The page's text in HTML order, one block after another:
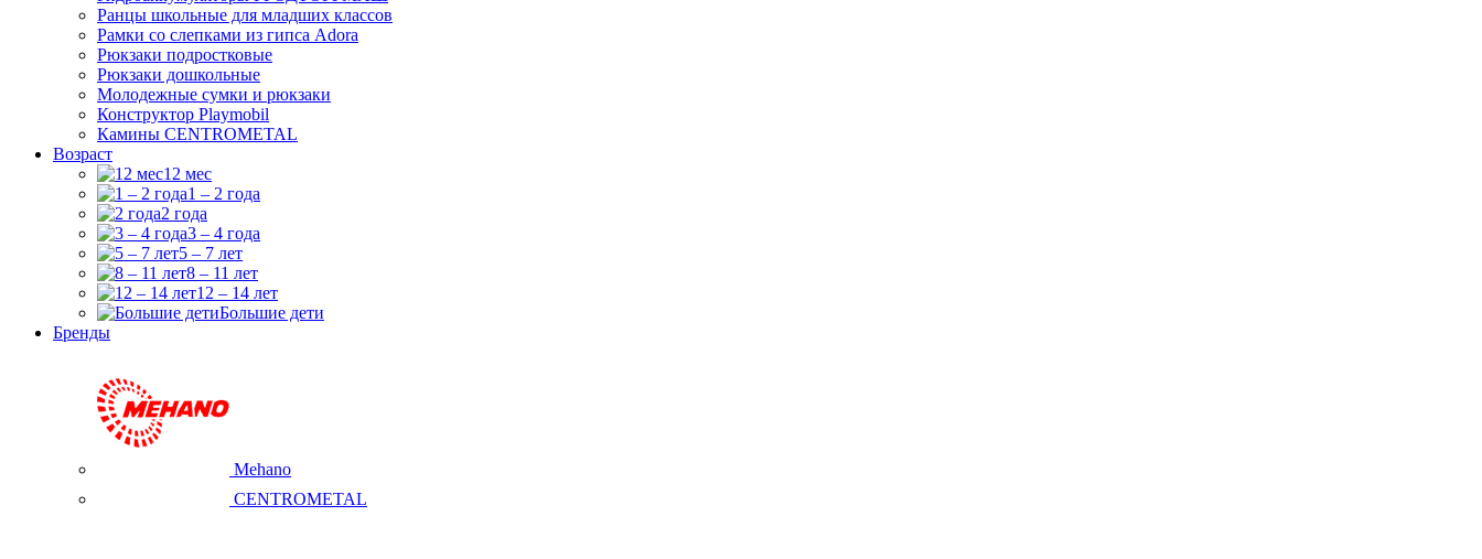
Ранцы школьные для младших классов
Рамки со слепками из гипса Adora
Рюкзаки подростковые
Рюкзаки дошкольные
Молодежные сумки и рюкзаки
Конструктор Playmobil
Камины CENTROMETAL
Возраст
12 мес
1 – 2 года
2 года
3 – 4 года
5 – 7 лет
8 – 11 лет
12 – 14 лет
Большие дети
Бренды
Mehano
CENTROMETAL